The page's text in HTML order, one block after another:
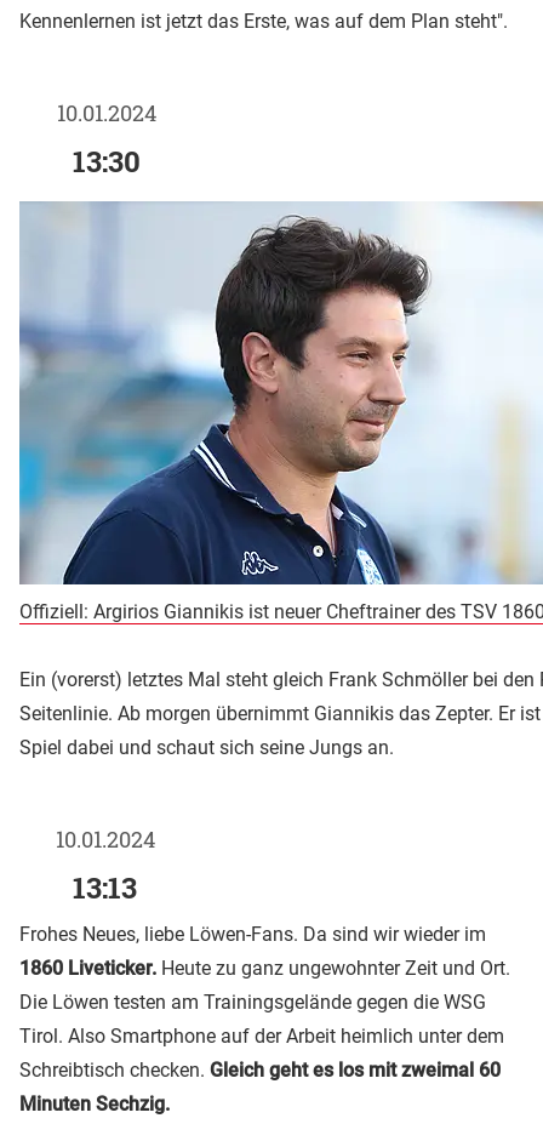
Kennenlernen ist jetzt das Erste, was auf dem Plan steht".
10.01.2024
13:30
Offiziell: Argirios Giannikis ist neuer Cheftrainer des TSV
Ein (vorerst) letztes Mal steht gleich Frank Schmöller bei den
Seitenlinie. Ab morgen übernimmt Giannikis das Zepter. Er
Spiel dabei und schaut sich seine Jungs an.
10.01.2024
13:13
Frohes Neues, liebe Löwen-Fans. Da sind wir wieder im
1860 Liveticker. Heute zu ganz ungewohnter Zeit und Ort.
Die Löwen testen am Trainingsgelände gegen die WSG
Tirol. Also Smartphone auf der Arbeit heimlich unter dem
Schreibtisch checken. Gleich geht es los mit zweimal 60
Minuten Sechzig.